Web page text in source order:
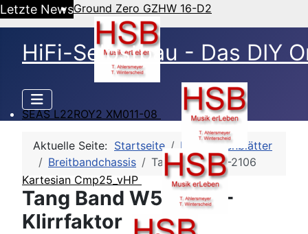
Letzte NewsGround Zero GZHW 16-D2
SEAS L22ROY2 XM011-08
Kartesian Cmp25_vHP
HiFi-Selbstbau - Das DIY
Aktuelle Seite: Startseite
HSB-Datenblätter
Breitbandchassis
Tang Band W5-2106
Tang Band W5-2106 -
Klirrfaktor